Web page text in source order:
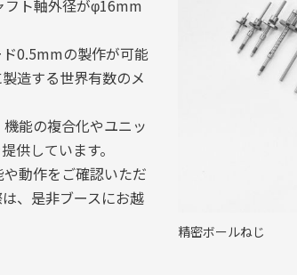
フト軸外径がφ16mm
0.5mmの製作が可能
造する世界有数のメ
能の複合化やユニッ
供しています。
動作をご確認いただ
、是非ブースにお越
精密ボールねじ